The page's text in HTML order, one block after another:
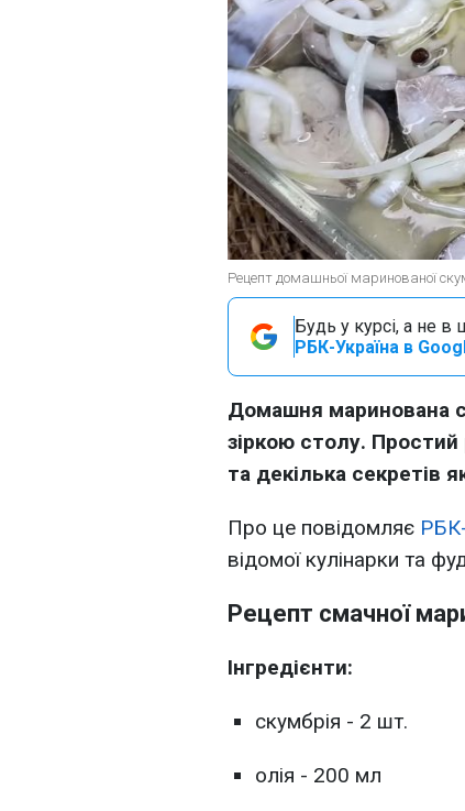
Рецепт домашньої маринованої
Будь у курсі, а не в
РБК-Україна в
Домашня маринована
зіркою столу. Простий
та декілька секретів
Про це повідомляє
відомої кулінарки та
Рецепт смачної
Інгредієнти:
скумбрія - 2 шт.
олія - 200 мл